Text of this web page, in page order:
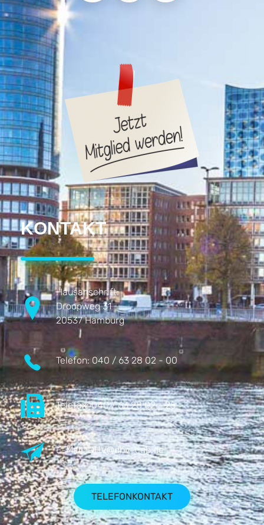
KONTAKT
Hausanschrift:
Droopweg 31
20537 Hamburg
Telefon: 040 / 63 28 02 - 00
Telefax:040 / 63 28 02 - 25
E-Mail:DHV@dhv-cgb.de
TELEFONKONTAKT